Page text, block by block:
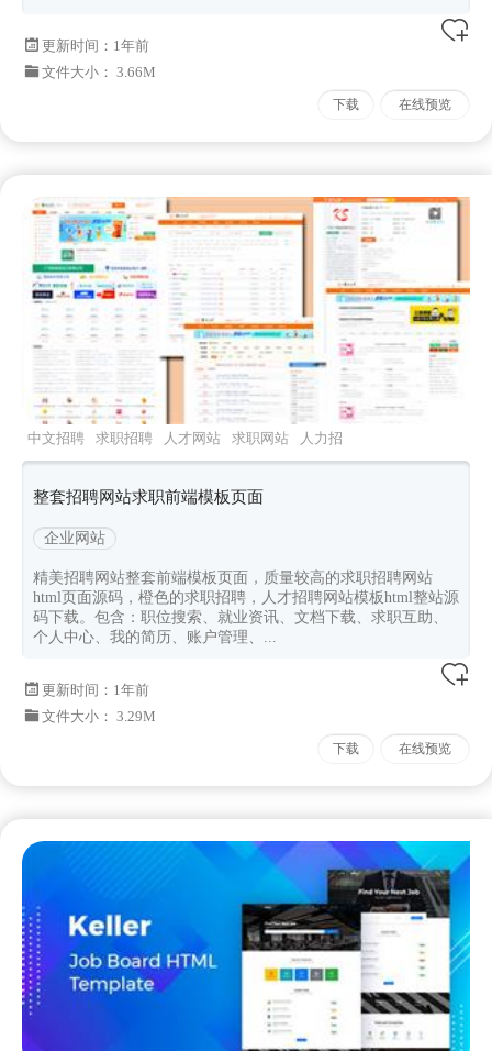
更新时间： 1年前
文件大小： 3.66M
下载 在线预览
中文招聘 求职招聘 人才网站 求职网站
人力招
聘网页
整套招聘网站求职前端模板页面
企业网站
精美招聘网站整套前端模板页面，质量较高的求职招聘网站
html页面源码，橙色的求职招聘，人才招聘网站模板html整站源
码下载。包含：职位搜索、就业资讯、文档下载、求职互助、
个人中心、我的简历、账户管理、...
更新时间： 1年前
文件大小： 3.29M
下载 在线预览